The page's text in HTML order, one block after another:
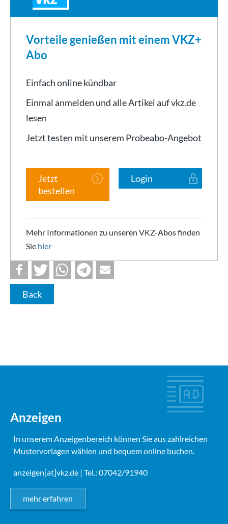
Vorteile genießen mit einem VKZ+
Abo
Einfach online kündbar
Einmal anmelden und alle Artikel auf vkz.de
lesen
Jetzt testen mit unserem Probeabo-Angebot
Jetzt
bestellen
Login
Mehr Informationen zu unseren VKZ-Abos finden
Sie hier
Back
Anzeigen
In unserem Anzeigenbereich können Sie aus zahlreichen
Mustervorlagen wählen und bequem online buchen.
anzeigen[at]vkz.de | Tel.: 07042/91940
mehr erfahren